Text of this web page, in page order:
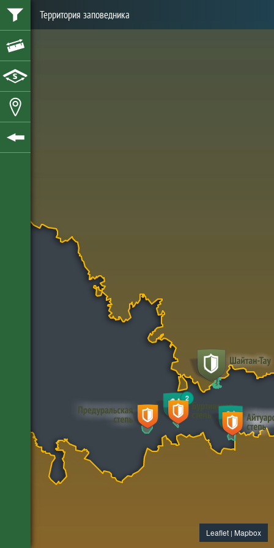
2
Leaflet | Mapbox
Территория заповедника